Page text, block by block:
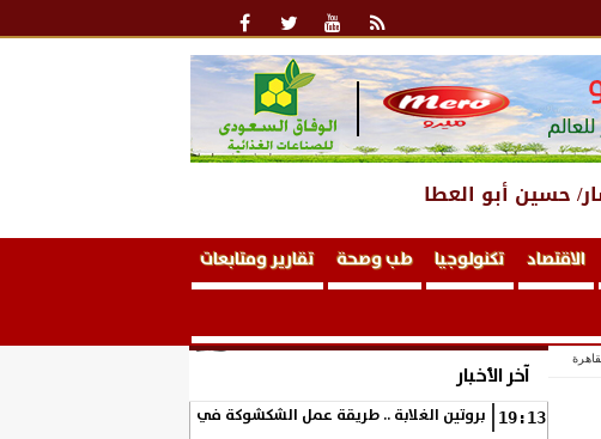
حسين أبو العطا
الاقتصاد تكنولوجيا طب وصحة تقارير ومتابعات
آخر الأخبار
19:13 بروتين الغلابة .. طريقة عمل الشكشوكة في المنزل